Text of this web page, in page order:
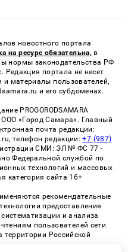
новостного портала
на ресурс обязательна, в
нормы законодательства РФ
Редакция портала не несет
и материалы пользователей,
и его субдоменах.
PROGORODSAMARA
«Город Самара». Главный
почта редакции:
телефон редакции:+7 (987)
СМИ: ЭЛ № ФС 77 -
Федеральной службой по
технологий и массовых
категория сайта 16+
рекомендательные
предоставления
и анализа
пользователей сети
территории Российской
рекомендательных